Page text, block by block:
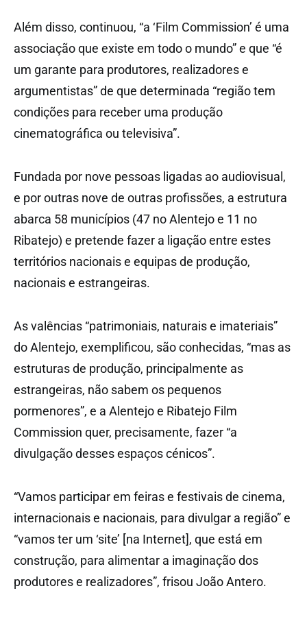
Além disso, continuou, “a ‘Film Commission’ é uma
associação que existe em todo o mundo” e que “é
um garante para produtores, realizadores e
argumentistas” de que determinada “região tem
condições para receber uma produção
cinematográfica ou televisiva”.
Fundada por nove pessoas ligadas ao audiovisual,
e por outras nove de outras profissões, a estrutura
abarca 58 municípios (47 no Alentejo e 11 no
Ribatejo) e pretende fazer a ligação entre estes
territórios nacionais e equipas de produção,
nacionais e estrangeiras.
As valências “patrimoniais, naturais e imateriais”
do Alentejo, exemplificou, são conhecidas, “mas as
estruturas de produção, principalmente as
estrangeiras, não sabem os pequenos
pormenores”, e a Alentejo e Ribatejo Film
Commission quer, precisamente, fazer “a
divulgação desses espaços cénicos”.
“Vamos participar em feiras e festivais de cinema,
internacionais e nacionais, para divulgar a região” e
“vamos ter um ‘site’ [na Internet], que está em
construção, para alimentar a imaginação dos
produtores e realizadores”, frisou João Antero.